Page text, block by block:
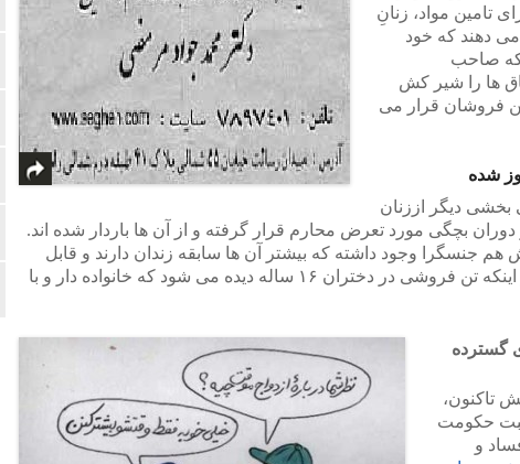
تامین مواد، زنانِ
می دهند که خود
که صاحب
ها را شیر کش
تن فروشان قرار می
شده
بخشی دیگر اززنان
بچگی مورد تعرض محارم قرار گرفته و از آن ها باردار شده اند.
جنسگرا وجود داشته که بیشتر آن ها سابقه زندان دارند و قابل
شناسایی هستند. تاسف بار تر اینکه تن فروشی در دختران ۱۶ ساله دیده می شود که خانواده دار و با
گسترده
تاکنون،
حکومت
و